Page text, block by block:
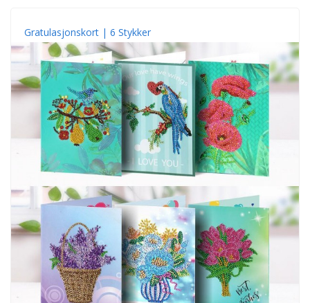
Gratulasjonskort | 6 Stykker